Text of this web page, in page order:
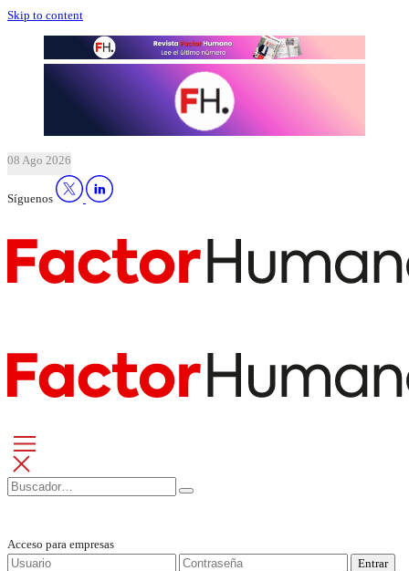
Skip to content
08 Ago 2026
Síguenos
Acceso para empresas
Entrar